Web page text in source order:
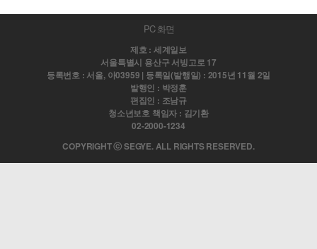
PC 화면
제호 : 세계일보
서울특별시 용산구 서빙고로 17
등록번호 : 서울, 아03959 | 등록일(발행일) : 2015년 11월 2일
발행인 : 박정훈
편집인 : 조남규
청소년보호 책임자 : 김기환
02-2000-1234
COPYRIGHT ⓒ SEGYE. ALL RIGHTS RESERVED.